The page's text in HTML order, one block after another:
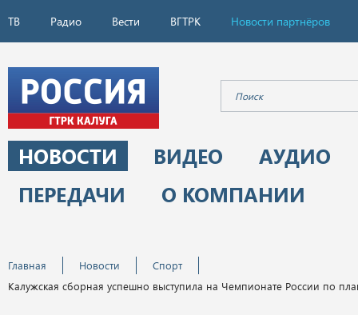
ТВ Радио Вести ВГТРК Новости партнёров
НОВОСТИ ВИДЕО
АУДИО
ПЕРЕДАЧИ
О КОМПАНИИ
Главная Новости
Спорт
Калужская сборная успешно выступила на Чемпионате России по